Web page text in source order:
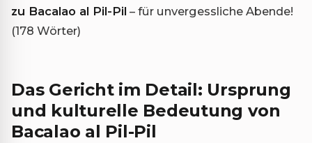
zu Bacalao al Pil-Pil – für unvergessliche Abende!
(178 Wörter)
Das Gericht im Detail: Ursprung
und kulturelle Bedeutung von
Bacalao al Pil-Pil